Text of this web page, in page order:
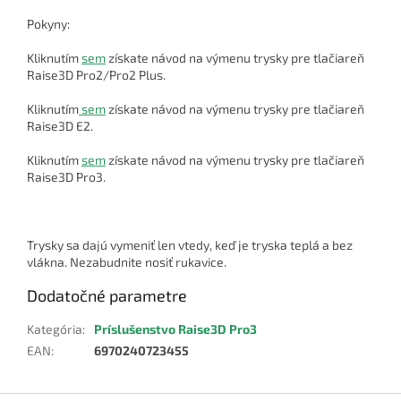
Pokyny:
Kliknutímsemzískate návod na výmenu trysky pre tlačiareň
Raise3D Pro2/Pro2 Plus.
Kliknutímsemzískate návod na výmenu trysky pre tlačiareň
Raise3D E2.
Kliknutímsemzískate návod na výmenu trysky pre tlačiareň
Raise3D Pro3.
Trysky sa dajú vymeniť len vtedy, keď je tryska teplá a bez
vlákna. Nezabudnite nosiť rukavice.
Dodatočné parametre
Kategória:
Príslušenstvo Raise3D Pro3
EAN: 6970240723455